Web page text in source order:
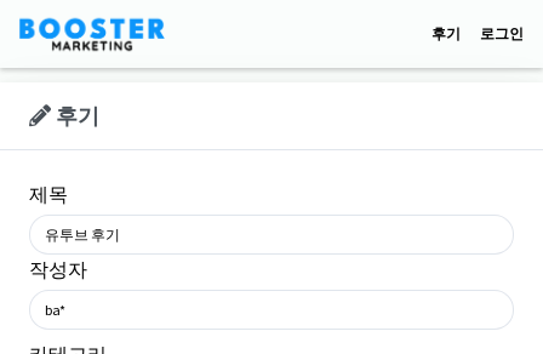
후기 로그인
후기
제목
유투브 후기
작성자
ba*